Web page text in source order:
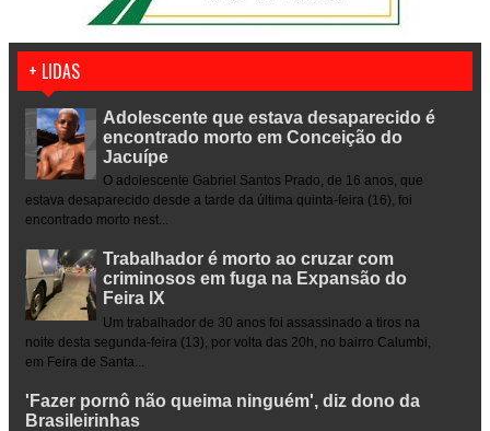
+ LIDAS
Adolescente que estava desaparecido é
encontrado morto em Conceição do
Jacuípe
O adolescente Gabriel Santos Prado, de 16 anos, que
estava desaparecido desde a tarde da última quinta-feira (16), foi
encontrado morto nest...
Trabalhador é morto ao cruzar com
criminosos em fuga na Expansão do
Feira IX
Um trabalhador de 30 anos foi assassinado a tiros na
noite desta segunda-feira (13), por volta das 20h, no bairro Calumbi,
em Feira de Santa...
'Fazer pornô não queima ninguém', diz dono da
Brasileirinhas